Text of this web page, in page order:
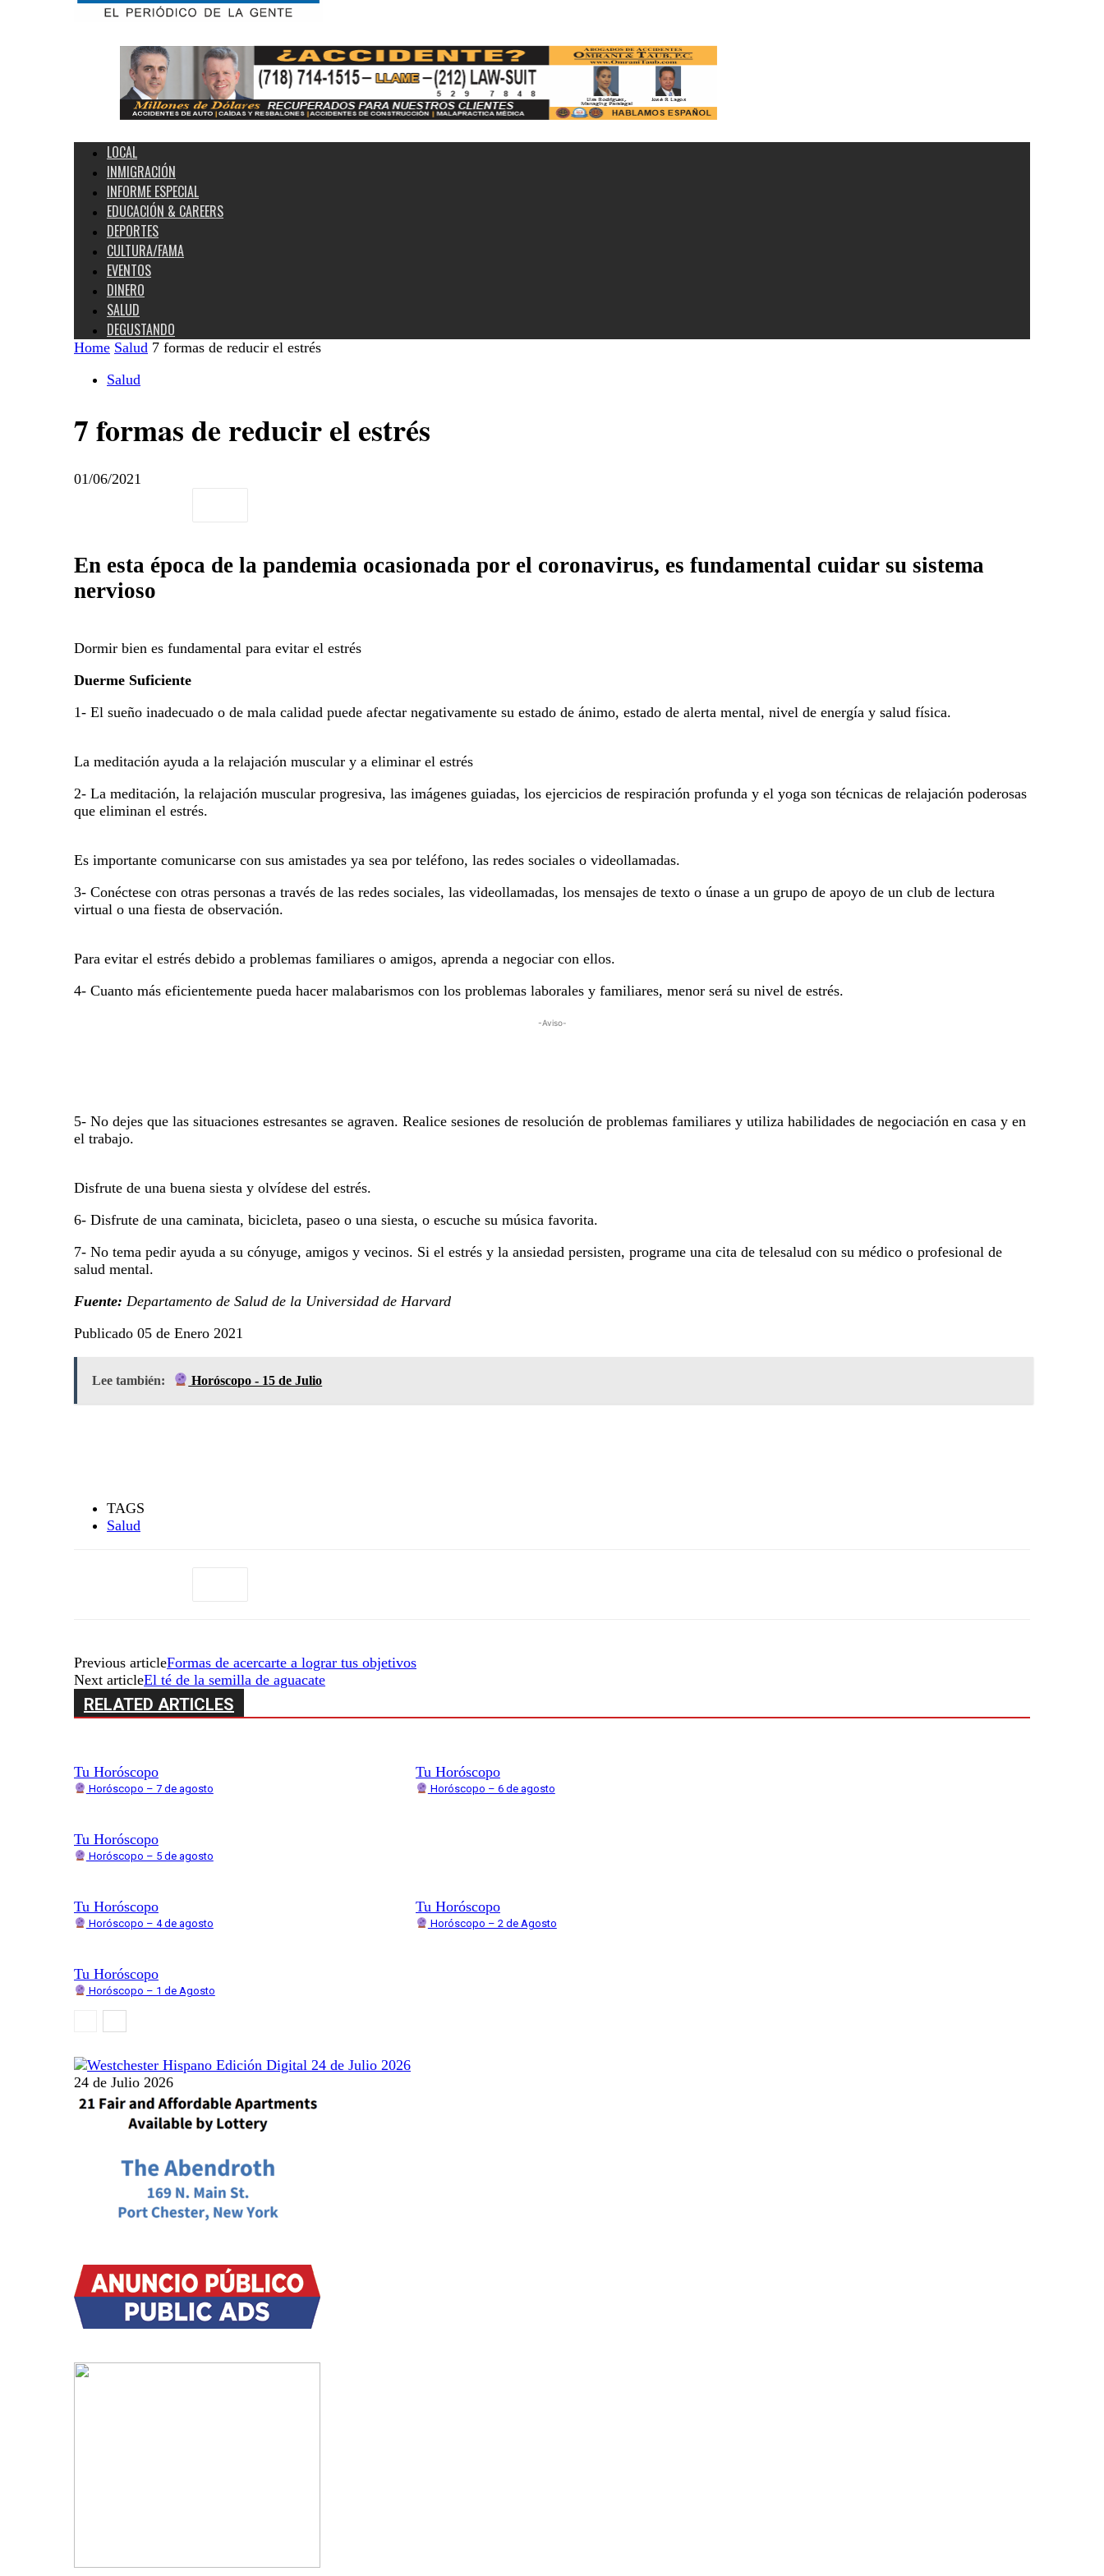
Estados
LOCAL
INMIGRACIÓN
INFORME ESPECIAL
EDUCACIÓN & CAREERS
DEPORTES
CULTURA/FAMA
EVENTOS
DINERO
SALUD
DEGUSTANDO
Home Salud 7 formas de reducir el estrés
Salud
7 formas de reducir el estrés
01/06/2021
En esta época de la pandemia ocasionada por el coronavirus, es fundamental cuidar su sistema
nervioso
Dormir bien es fundamental para evitar el estrés
Duerme Suficiente
1- El sueño inadecuado o de mala calidad puede afectar negativamente su estado de ánimo, estado de alerta mental, nivel de energía y salud física.
La meditación ayuda a la relajación muscular y a eliminar el estrés
2- La meditación, la relajación muscular progresiva, las imágenes guiadas, los ejercicios de respiración profunda y el yoga son técnicas de relajación poderosas
que eliminan el estrés.
Es importante comunicarse con sus amistades ya sea por teléfono, las redes sociales o videollamadas.
3- Conéctese con otras personas a través de las redes sociales, las videollamadas, los mensajes de texto o únase a un grupo de apoyo de un club de lectura
virtual o una fiesta de observación.
Para evitar el estrés debido a problemas familiares o amigos, aprenda a negociar con ellos.
4- Cuanto más eficientemente pueda hacer malabarismos con los problemas laborales y familiares, menor será su nivel de estrés.
-Aviso-
5- No dejes que las situaciones estresantes se agraven. Realice sesiones de resolución de problemas familiares y utiliza habilidades de negociación en casa y en
el trabajo.
Disfrute de una buena siesta y olvídese del estrés.
6- Disfrute de una caminata, bicicleta, paseo o una siesta, o escuche su música favorita.
7- No tema pedir ayuda a su cónyuge, amigos y vecinos. Si el estrés y la ansiedad persisten, programe una cita de telesalud con su médico o profesional de
salud mental.
Fuente: Departamento de Salud de la Universidad de Harvard
Publicado 05 de Enero 2021
Lee también: Horóscopo - 15 de Julio
TAGS
Salud
Previous articleFormas de acercarte a lograr tus objetivos
Next articleEl té de la semilla de aguacate
RELATED ARTICLES
Tu Horóscopo
Horóscopo – 7 de agosto
Tu Horóscopo
Horóscopo – 6 de agosto
Tu Horóscopo
Horóscopo – 5 de agosto
Tu Horóscopo
Horóscopo – 4 de agosto
Tu Horóscopo
Horóscopo – 2 de Agosto
Tu Horóscopo
Horóscopo – 1 de Agosto
24 de Julio 2026